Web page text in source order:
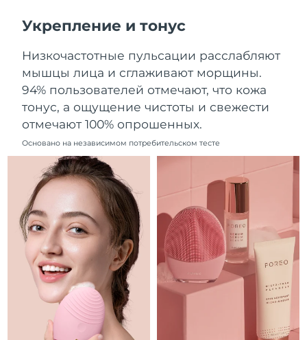
Укрепление и тонус
Низкочастотные пульсации расслабляют
мышцы лица и сглаживают морщины.
94% пользователей отмечают, что кожа
тонус, а ощущение чистоты и свежести
отмечают 100% опрошенных.
Основано на независимом потребительском тесте
Ливан
12/08/2026
Литва
Ожидаемая дата доставки
11/08/2026
Люксембург
Ожидаемая дата доставки
Макао (САР)
Ожидаемая дата доставки
13/08/2026
Малайзия
Ожидаемая дата доставки
14/08/2026
Мальта
Ожидаемая дата доставки
11/08/2026
Мексика
Ожидаемая дата доставки
15/08/2026
Ожидаемая дата доставки